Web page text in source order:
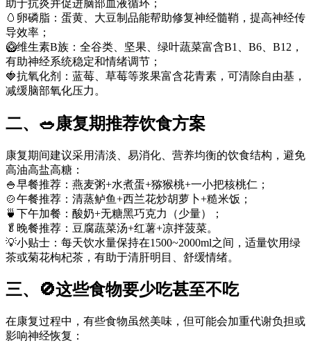
助于抗炎并促进脑部血液循环；
🥚卵磷脂：蛋黄、大豆制品能帮助修复神经髓鞘，提高神经传
导效率；
🥝维生素B族：全谷类、坚果、绿叶蔬菜富含B1、B6、B12，
有助神经系统稳定和情绪调节；
🍓抗氧化剂：蓝莓、草莓等浆果富含花青素，可清除自由基，
减缓脑部氧化压力。
二、🥗康复期推荐饮食方案
康复期间建议采用清淡、易消化、营养均衡的饮食结构，避免
高油高盐高糖：
🍚早餐推荐：燕麦粥+水煮蛋+猕猴桃+一小把核桃仁；
🍲午餐推荐：清蒸鲈鱼+西兰花炒胡萝卜+糙米饭；
🍵下午加餐：酸奶+无糖黑巧克力（少量）；
🥬晚餐推荐：豆腐蔬菜汤+红薯+凉拌菠菜。
💡小贴士：每天饮水量保持在1500~2000ml之间，适量饮用绿
茶或菊花枸杞茶，有助于清肝明目、舒缓情绪。
三、🚫这些食物要少吃甚至不吃
在康复过程中，有些食物虽然美味，但可能会加重代谢负担或
影响神经恢复：